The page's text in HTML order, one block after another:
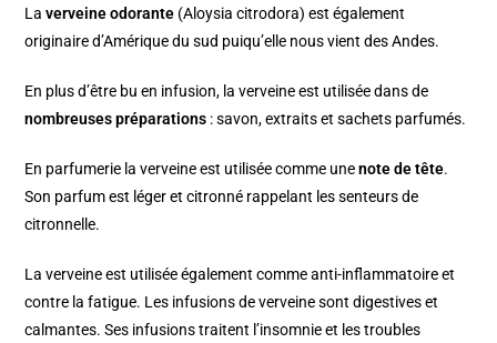
Laverveine odorante (Aloysia citrodora) est également
originaire d’Amérique du sud puiqu’elle nous vient des Andes.
En plus d’être bu en infusion, la verveine est utilisée dans de
nombreuses préparations : savon, extraits et sachets parfumés.
En parfumerie la verveine est utilisée comme unenote de tête.
Son parfum est léger et citronné rappelant les senteurs de
citronnelle.
La verveine est utilisée également comme anti-inflammatoire et
contre la fatigue. Les infusions de verveine sont digestives et
calmantes. Ses infusions traitent l’insomnie et les troubles